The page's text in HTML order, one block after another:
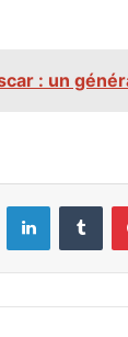
: un
Linkedin